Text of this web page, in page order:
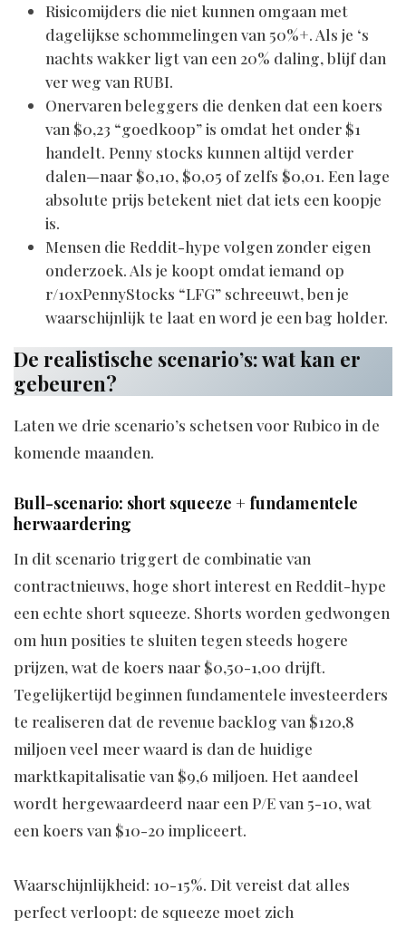
Risicomijders die niet kunnen omgaan met
dagelijkse schommelingen van 50%+. Als je ‘s
nachts wakker ligt van een 20% daling, blijf dan
ver weg van RUBI.
Onervaren beleggers die denken dat een koers
van $0,23 “goedkoop” is omdat het onder $1
handelt. Penny stocks kunnen altijd verder
dalen—naar $0,10, $0,05 of zelfs $0,01. Een lage
absolute prijs betekent niet dat iets een koopje
is.
Mensen die Reddit-hype volgen zonder eigen
onderzoek. Als je koopt omdat iemand op
r/10xPennyStocks “LFG” schreeuwt, ben je
waarschijnlijk te laat en word je een bag holder.
De realistische scenario’s: wat kan er
gebeuren?
Laten we drie scenario’s schetsen voor Rubico in de
komende maanden.
Bull-scenario: short squeeze + fundamentele
herwaardering
In dit scenario triggert de combinatie van
contractnieuws, hoge short interest en Reddit-hype
een echte short squeeze. Shorts worden gedwongen
om hun posities te sluiten tegen steeds hogere
prijzen, wat de koers naar $0,50-1,00 drijft.
Tegelijkertijd beginnen fundamentele investeerders
te realiseren dat de revenue backlog van $120,8
miljoen veel meer waard is dan de huidige
marktkapitalisatie van $9,6 miljoen. Het aandeel
wordt hergewaardeerd naar een P/E van 5-10, wat
een koers van $10-20 impliceert.
Waarschijnlijkheid: 10-15%. Dit vereist dat alles
perfect verloopt: de squeeze moet zich